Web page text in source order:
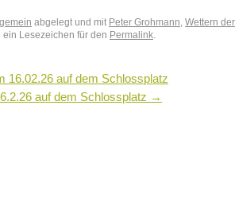
abgelegt und mit Peter Grohmann Wettern der
Lesezeichen für den Permalink
16.02.26 auf dem Schlossplatz
auf dem Schlossplatz →